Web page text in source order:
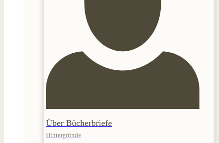
Über Bücherbriefe
Hintergründe